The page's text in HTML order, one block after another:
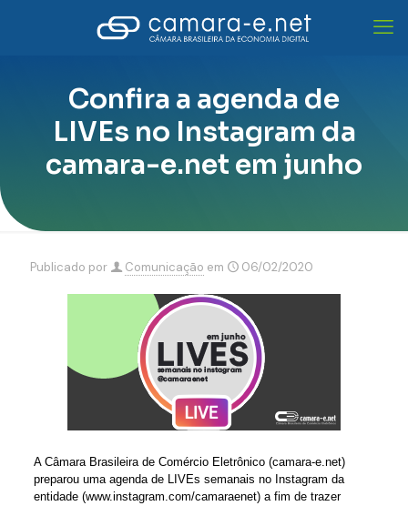
Confira a agenda de
LIVEs no Instagram da
camara-e.net em junho
Publicado por Comunicação em 06/02/2020
A Câmara Brasileira de Comércio Eletrônico (camara-e.net)
preparou uma agenda de LIVEs semanais no Instagram da
entidade (www.instagram.com/camaraenet) a fim de trazer